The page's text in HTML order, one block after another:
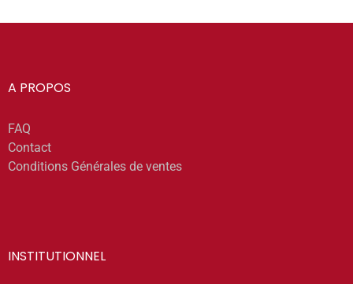
A PROPOS
FAQ
Contact
Conditions Générales de ventes
INSTITUTIONNEL